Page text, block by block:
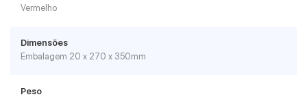
Vermelho
Dimensões
Embalagem 20 x 270 x 350mm
Peso